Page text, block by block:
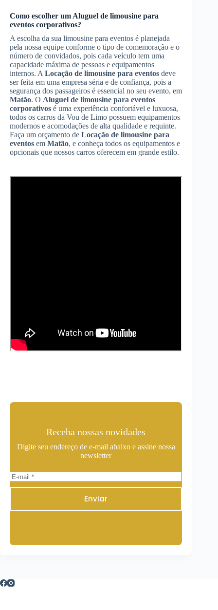
Como escolher um Aluguel de limousine para
eventos corporativos?
A escolha da sua limousine para eventos é planejada
pela nossa equipe conforme o tipo de comemoração e o
número de convidados, pois cada veículo tem uma
capacidade máxima de pessoas e equipamentos
internos. A Locação de limousine para eventos deve
ser feita em uma empresa séria e de confiança, pois a
segurança dos passageiros é essencial no seu evento, em
Matão. O Aluguel de limousine para eventos
corporativos é uma experiência confortável e luxuosa,
todos os carros da Vou de Limo possuem equipamentos
modernos e acomodações de alta qualidade e requinte.
Faça um orçamento de Locação de limousine para
eventos em Matão, e conheça todos os equipamentos e
opcionais que nossos carros oferecem em grande estilo.
Receba nossas novidades
Digite seu endereço de e-mail abaixo e assine nossa
newsletter
Enviar